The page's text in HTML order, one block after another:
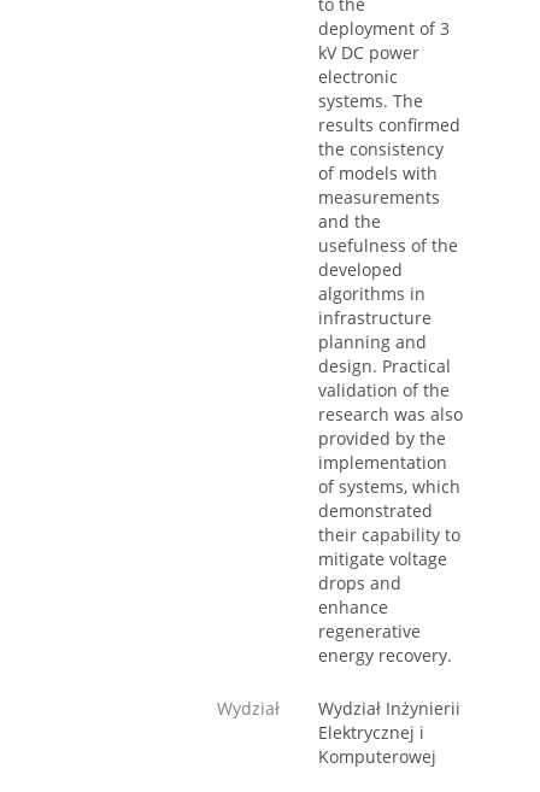
to the
deployment of 3
kV DC power
electronic
systems. The
results confirmed
the consistency
of models with
measurements
and the
usefulness of the
developed
algorithms in
infrastructure
planning and
design. Practical
validation of the
research was also
provided by the
implementation
of systems, which
demonstrated
their capability to
mitigate voltage
drops and
enhance
regenerative
energy recovery.
Wydział
Wydział Inżynierii
Elektrycznej i
Komputerowej